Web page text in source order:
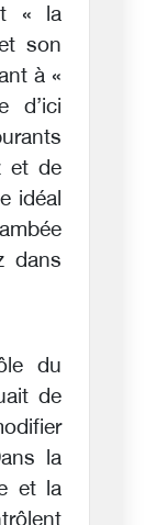
« la
son
à «
d’ici
et de
idéal
dans
du
de
la
et la